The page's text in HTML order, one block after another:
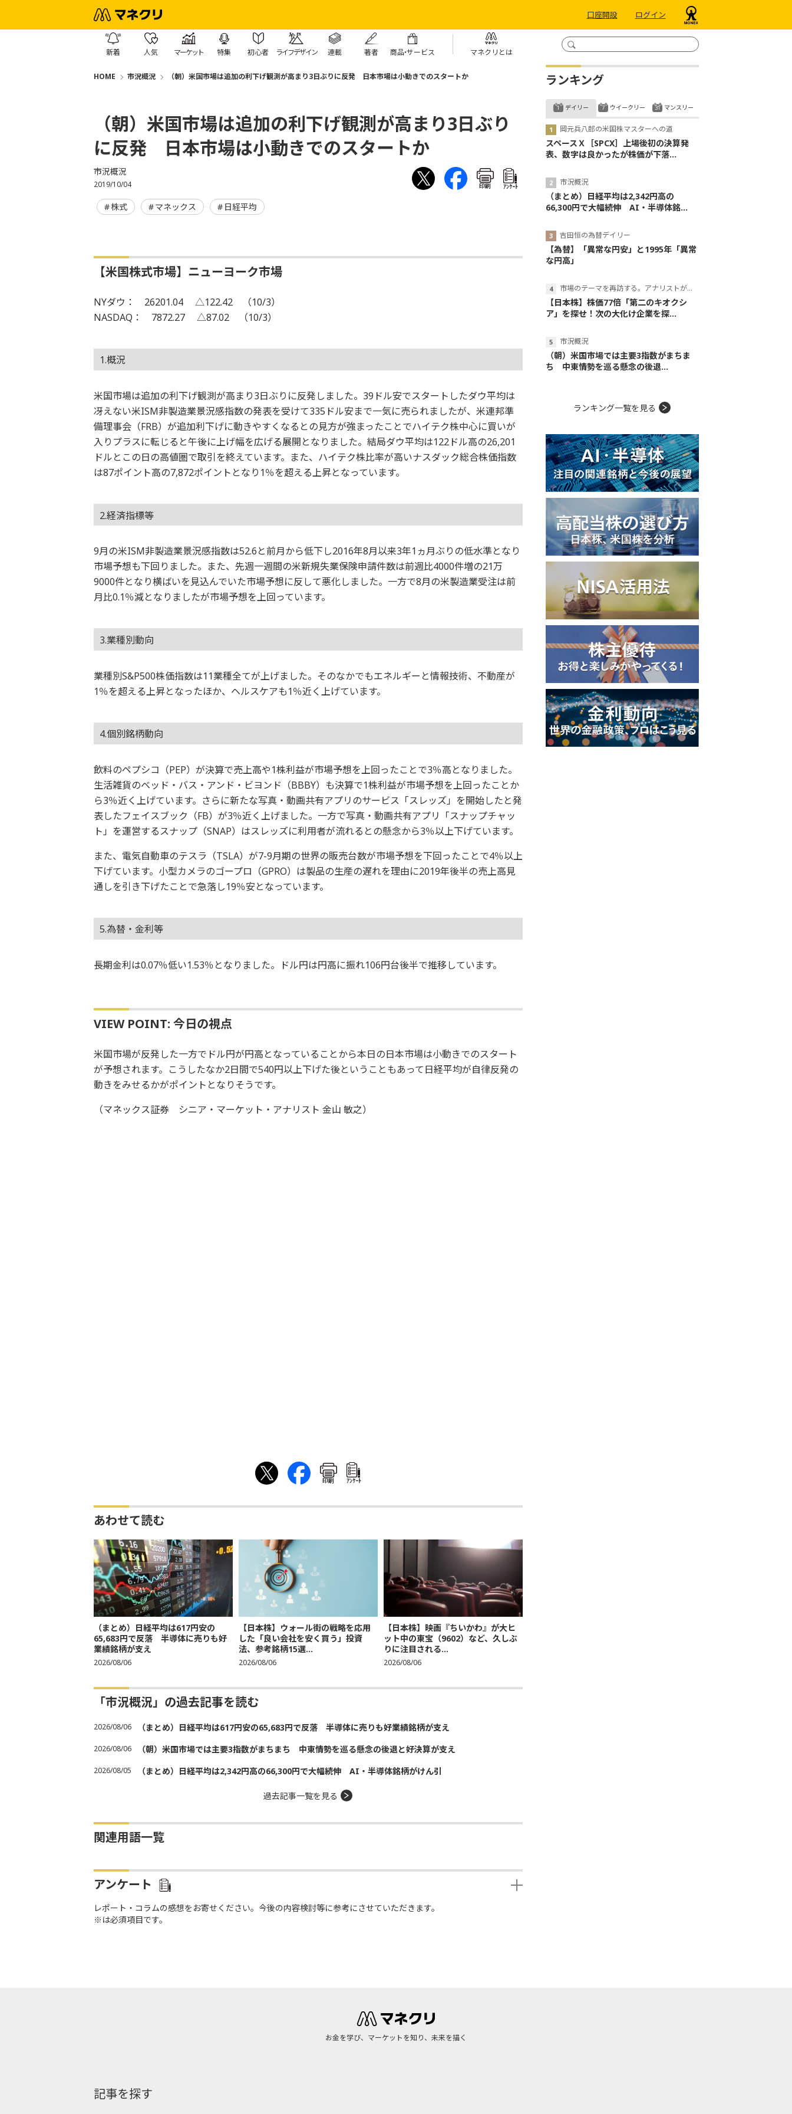
口座開設 ログイン
新着 人気 マーケット 特集 初心者 ライフデザイン 連載 著者 商品・サービス マネクリとは
HOME 市況概況 （朝）米国市場は追加の利下げ観測が高まり3日ぶりに反発 日本市場は小動きでのスタートか
（朝）米国市場は追加の利下げ観測が高まり3日ぶり
に反発 日本市場は小動きでのスタートか
市況概況
2019/10/04 印刷 ｱﾝｹｰﾄ
株式 マネックス 日経平均
【米国株式市場】ニューヨーク市場
NYダウ： 26201.04 △122.42 （10/3）
NASDAQ： 7872.27 △87.02 （10/3）
1.概況
米国市場は追加の利下げ観測が高まり3日ぶりに反発しました。39ドル安でスタートしたダウ平均は
冴えない米ISM非製造業景況感指数の発表を受けて335ドル安まで一気に売られましたが、米連邦準
備理事会（FRB）が追加利下げに動きやすくなるとの見方が強まったことでハイテク株中心に買いが
入りプラスに転じると午後に上げ幅を広げる展開となりました。結局ダウ平均は122ドル高の26,201
ドルとこの日の高値圏で取引を終えています。また、ハイテク株比率が高いナスダック総合株価指数
は87ポイント高の7,872ポイントとなり1％を超える上昇となっています。
2.経済指標等
9月の米ISM非製造業景況感指数は52.6と前月から低下し2016年8月以来3年1ヵ月ぶりの低水準となり
市場予想も下回りました。また、先週一週間の米新規失業保険申請件数は前週比4000件増の21万
9000件となり横ばいを見込んでいた市場予想に反して悪化しました。一方で8月の米製造業受注は前
月比0.1％減となりましたが市場予想を上回っています。
3.業種別動向
業種別S&P500株価指数は11業種全てが上げました。そのなかでもエネルギーと情報技術、不動産が
1％を超える上昇となったほか、ヘルスケアも1％近く上げています。
4.個別銘柄動向
飲料のペプシコ（PEP）が決算で売上高や1株利益が市場予想を上回ったことで3％高となりました。
生活雑貨のベッド・バス・アンド・ビヨンド（BBBY）も決算で1株利益が市場予想を上回ったことか
ら3％近く上げています。さらに新たな写真・動画共有アプリのサービス「スレッズ」を開始したと発
表したフェイスブック（FB）が3％近く上げました。一方で写真・動画共有アプリ「スナップチャッ
ト」を運営するスナップ（SNAP）はスレッズに利用者が流れるとの懸念から3％以上下げています。
また、電気自動車のテスラ（TSLA）が7-9月期の世界の販売台数が市場予想を下回ったことで4％以上
下げています。小型カメラのゴープロ（GPRO）は製品の生産の遅れを理由に2019年後半の売上高見
通しを引き下げたことで急落し19％安となっています。
5.為替・金利等
長期金利は0.07％低い1.53％となりました。ドル円は円高に振れ106円台後半で推移しています。
VIEW POINT: 今日の視点
米国市場が反発した一方でドル円が円高となっていることから本日の日本市場は小動きでのスタート
が予想されます。こうしたなか2日間で540円以上下げた後ということもあって日経平均が自律反発の
動きをみせるかがポイントとなりそうです。
（マネックス証券 シニア・マーケット・アナリスト 金山 敏之）
印刷 ｱﾝｹｰﾄ
あわせて読む
（まとめ）日経平均は617円安の
65,683円で反落 半導体に売りも好
業績銘柄が支え
2026/08/06
【日本株】ウォール街の戦略を応用
した「良い会社を安く買う」投資
法、参考銘柄15選...
2026/08/06
【日本株】映画『ちいかわ』が大ヒ
ット中の東宝（9602）など、久しぶ
りに注目される...
2026/08/06
「市況概況」の過去記事を読む
2026/08/06 （まとめ）日経平均は617円安の65,683円で反落 半導体に売りも好業績銘柄が支え
2026/08/06 （朝）米国市場では主要3指数がまちまち 中東情勢を巡る懸念の後退と好決算が支え
2026/08/05 （まとめ）日経平均は2,342円高の66,300円で大幅続伸 AI・半導体銘柄がけん引
過去記事一覧を見る
関連用語一覧
アンケート
レポート・コラムの感想をお寄せください。今後の内容検討等に参考にさせていただきます。
※は必須項目です。
ランキング
デイリー
岡元兵八郎の米国株マスターへの道
スペースＸ［SPCX］上場後初の決算発
表、数字は良かったが株価が下落...
市況概況
（まとめ）日経平均は2,342円高の
66,300円で大幅続伸 AI・半導体銘...
吉田恒の為替デイリー
【為替】「異常な円安」と1995年「異常
な円高」
市場のテーマを再訪する。アナリストが読み解くテーマの本質
【日本株】株価77倍「第二のキオクシ
ア」を探せ！次の大化け企業を探...
市況概況
（朝）米国市場では主要3指数がまちま
ち 中東情勢を巡る懸念の後退...
ウイークリー マンスリー
ランキング一覧を見る
お金を学び、マーケットを知り、未来を描く
記事を探す